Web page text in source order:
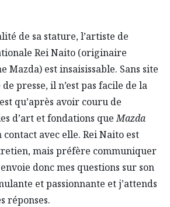
de sa stature, l’artiste de
Rei Naito (originaire
Mazda) est insaisissable. Sans site
presse, il n’est pas facile de la
qu’après avoir couru de
d’art et fondations queMazda
avec elle. Rei Naito est
mais préfère communiquer
donc mes questions sur son
et passionnante et j’attends
réponses.